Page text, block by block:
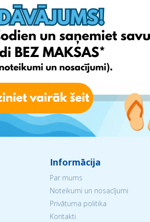
Informācija
Par mums
Noteikumi un nosacījumi
Privātuma politika
Kontakti